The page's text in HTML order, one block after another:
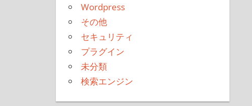
Wordpress
その他
セキュリティ
プラグイン
未分類
検索エンジン